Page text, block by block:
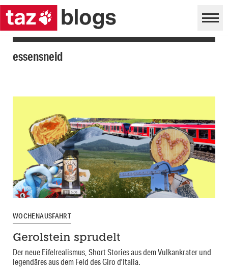
essensneid
WOCHENAUSFAHRT
Gerolstein sprudelt
Der neue Eifelrealismus, Short Stories aus dem Vulkankrater und
legendäres aus dem Feld des Giro d’Italia.